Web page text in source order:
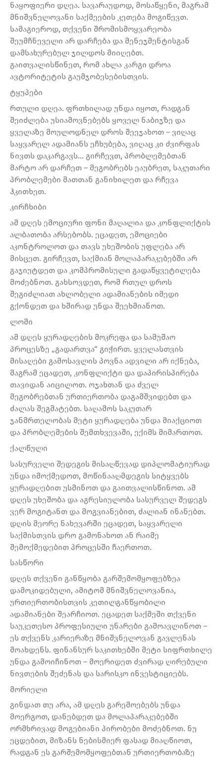
ნაყოფიერი დღეა. სავარაუდოდ, მოსაწყენი, მაგრამ
მნიშვნელოვანი საქმეების კეთება მოგიწევთ.
სამაგიეროდ, თქვენი შრომისმოყვარეობა
შეუმჩნეველი არ დარჩება და მენეჯმენტისგან
დამსახურებულ ჯილდოს მიიღებთ.
გაითვალისწინეთ, რომ ახლა კარგი დროა
ავტორიტეტის გაუმჯობესებისთვის.
ტყუპები
რთული დღეა. ფრთხილად უნდა იყოთ, რადგან
შეიძლება უსიამოვნებებს ყოველ ნაბიჯზე და
ყველაზე მოულოდნელ დროს შეეჯახოთ – ვიღაც
საყვარელ ადამიანს ეჩხუბება, ვიღაც კი ძვირფას
ნივთს დაკარგავს… გირჩევთ, პრობლემებთან
მარტო არ დარჩეთ – მეგობრებს ეაუბრეთ, საკუთარი
პრობლემები მათთან განიხილეთ და რჩევა
ჰკითხეთ.
კირჩხიბი
ამ დღეს ემოციური ფონი მაღალია და კონფლიქტის
ალბათობა არსებობს. ეცადეთ, ემოციები
აკონტროლოთ და თავს უხეშობის უფლება არ
მისცეთ. გირჩევთ, საქმიან მოლაპარაკებებში არ
გაჯიუტდეთ და კომპრომისული გადაწყვეტილება
მოძებნოთ. გახსოვდეთ, რომ რთულ დროს
შეგიძლიათ ახლობელი ადამიანების იმედი
გქონდეთ და ხშირად უნდა შეეხმიანოთ.
ლომი
ამ დღეს ყურადღების მოკრეფა და სამუშაო
პროცესზე „გადართვა“ გიჭირთ. ყველასთვის
მისაღები გამოსავლის პოვნა ადვილი არ იქნება,
მაგრამ ეცადეთ, კონფლიქტი და დაპირისპირება
თავიდან აიცილოთ. ოჯახთან და ძველ
მეგობრებთან ურთიერთობა დაგამშვიდებთ და
ძალას შეგმატებთ. საღამოს საკუთარ
ჯანმრთელობას მეტი ყურადღება უნდა მიაქციოთ
და პრობლემების შემთხვევაში, ექიმს მიმართოთ.
ქალწული
სასურველი შედეგის მისაღწევად დიპლომატიურად
უნდა იმოქმედოთ, მოწინააღმდეგის სიტყვებს
ყურადღებით უსმინოთ და გაითვალისწინოთ. ამ
დღეს უხეშობა და აგრესიულობა სასურველ შედეგს
ვერ მოგიტანთ და მოგვიანებით, ძალიან ინანებთ.
დღის მეორე ნახევარში ეცადეთ, საყვარელი
საქმისთვის დრო გამონახოთ ან რაიმე
შემოქმედებით პროცესში ჩაერთოთ.
სასწორი
დღეს თქვენი განწყობა გარშემომყოფებზეა
დამოკიდებული, ამიტომ მნიშვნელოვანია,
ურთიერთობისთვის კეთილგანწყობილი
ადამიანები შეარჩიოთ. ეცადეთ საქმეში თქვენი
საუკეთესო პროფესიული უნარები გამოავლინოთ –
ეს თქვენს კარიერაზე მნიშვნელოვან გავლენას
მოახდენს. ფინანსურ საკითხებში მეტი სიფრთხილე
უნდა გამოიჩინოთ – მოერიდეთ ძვირად ღირებული
ნივთების შეძენას და სარისკო ინვესტიციებს.
მორიელი
გინდათ თუ არა, ამ დღეს გარემოებებს უნდა
მოერგოთ, დანებდეთ და მოლაპარაკებებში
ორმხრივად მოგებიანი პირობები მოძებნოთ. ნუ
ეცდებით, მიზანს ნებისმიერ ფასად მიაღწიოთ,
რადგან ეს გარშემომყოფებთან ურთიერთობაზე